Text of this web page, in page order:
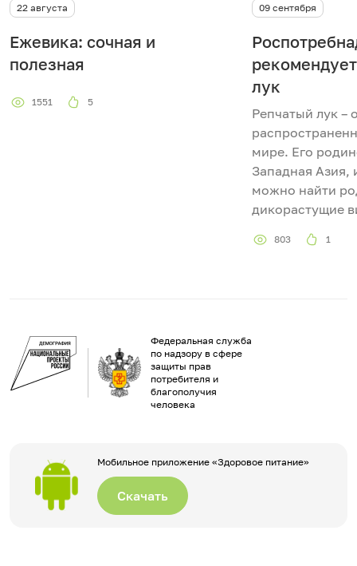
22 августа
Ежевика: сочная и
полезная
1551 5
09 сентября
лук
Репчатый лук –
мире. Его
Западная Азия,
можно найти
дикорастущие
803 1
Федеральная служба
по надзору в сфере
защиты прав
потребителя и
благополучия
человека
Мобильное приложение «Здоровое питание»
Скачать